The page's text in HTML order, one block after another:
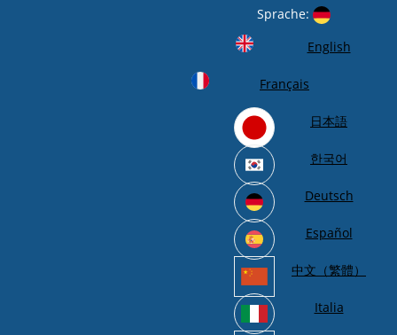
Sprache:
English
Français
日本語
한국어
Deutsch
Español
中文（繁體）
Italia